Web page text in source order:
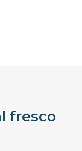
fresco